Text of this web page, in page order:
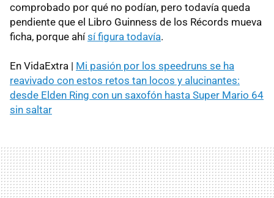
comprobado por qué no podían, pero todavía queda
pendiente que el Libro Guinness de los Récords mueva
ficha, porque ahísí figura todavía.
En VidaExtra | Mi pasión por los speedruns se ha
reavivado con estos retos tan locos y alucinantes:
desde Elden Ring con un saxofón hasta Super Mario 64
sin saltar